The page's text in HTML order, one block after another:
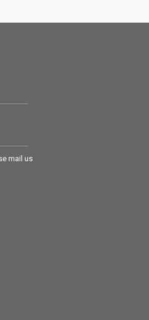
との
に交錯
の地層
出して
でもな
さを手
mail us